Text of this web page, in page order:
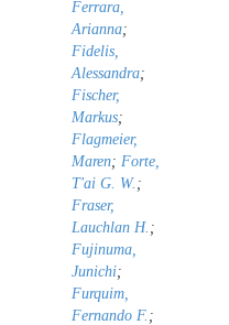
Ferrara,
Arianna;
Fidelis,
Alessandra;
Fischer,
Markus;
Flagmeier,
Maren; Forte,
T'ai G. W. ;
Fraser,
Lauchlan H. ;
Fujinuma,
Junichi;
Furquim,
Fernando F. ;